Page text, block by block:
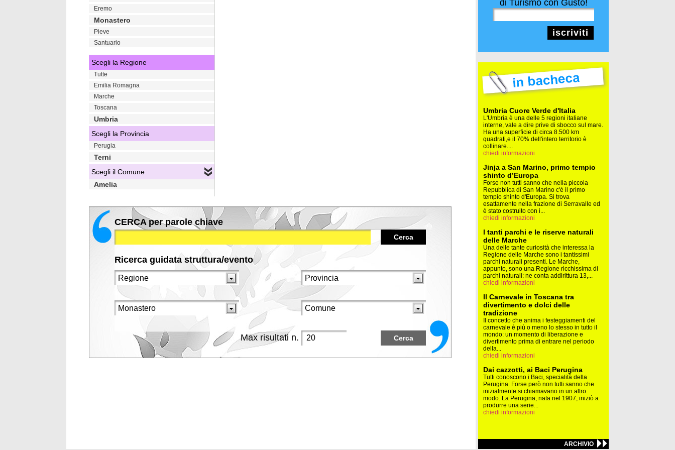
Eremo
Monastero
Pieve
Santuario
Scegli la Regione
Tutte
Emilia Romagna
Marche
Toscana
Umbria
Scegli la Provincia
Perugia
Terni
Scegli il Comune
Amelia
CERCA per parole chiave
Cerca
Ricerca guidata struttura/evento
Max risultati n. Cerca
di Turismo con Gusto!
iscriviti
Umbria Cuore Verde d'Italia
L'Umbria è una delle 5 regioni italiane
interne, vale a dire prive di sbocco sul mare.
Ha una superficie di circa 8.500 km
quadrati,e il 70% dell'intero territorio è
collinare....
chiedi informazioni
Jinja a San Marino, primo tempio
shinto d’Europa
Forse non tutti sanno che nella piccola
Repubblica di San Marino c'è il primo
tempio shinto d'Europa. Si trova
esattamente nella frazione di Serravalle ed
è stato costruito con i...
chiedi informazioni
I tanti parchi e le riserve naturali
delle Marche
Una delle tante curiosità che interessa la
Regione delle Marche sono i tantissimi
parchi naturali presenti. Le Marche,
appunto, sono una Regione ricchissima di
parchi naturali: ne conta addirittura 13,...
chiedi informazioni
Il Carnevale in Toscana tra
divertimento e dolci delle
tradizione
Il concetto che anima i festeggiamenti del
carnevale è più o meno lo stesso in tutto il
mondo: un momento di liberazione e
divertimento prima di entrare nel periodo
della...
chiedi informazioni
Dai cazzotti, ai Baci Perugina
Tutti conoscono i Baci, specialità della
Perugina. Forse però non tutti sanno che
inizialmente si chiamavano in un altro
modo. La Perugina, nata nel 1907, iniziò a
produrre una serie...
chiedi informazioni
ARCHIVIO